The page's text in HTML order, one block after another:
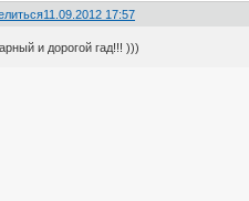
11.09.2012 17:57
и дорогой гад!!! )))